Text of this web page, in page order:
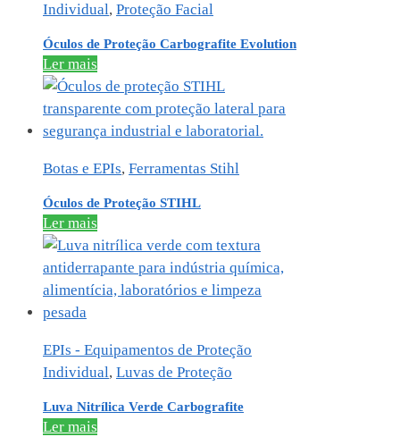
Individual, Proteção Facial
Óculos de Proteção Carbografite Evolution
Ler mais
Botas e EPIs, Ferramentas Stihl
Óculos de Proteção STIHL
Ler mais
EPIs - Equipamentos de Proteção
Individual, Luvas de Proteção
Luva Nitrílica Verde Carbografite
Ler mais